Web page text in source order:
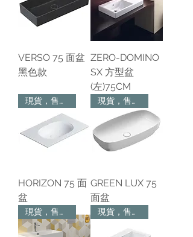
VERSO 75 面盆
黑色款
ZERO-DOMINO
SX 方型盆
(左)75CM
現貨，售完為止
HORIZON 75 面
盆
現貨，售完為止
GREEN LUX 75
面盆
現貨，售完為止 現貨，售完為止